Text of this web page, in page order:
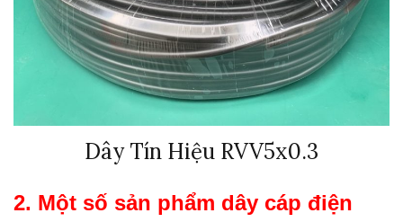
Dây Tín Hiệu RVV5x0.3
2. Một số sản phẩm dây cáp điện